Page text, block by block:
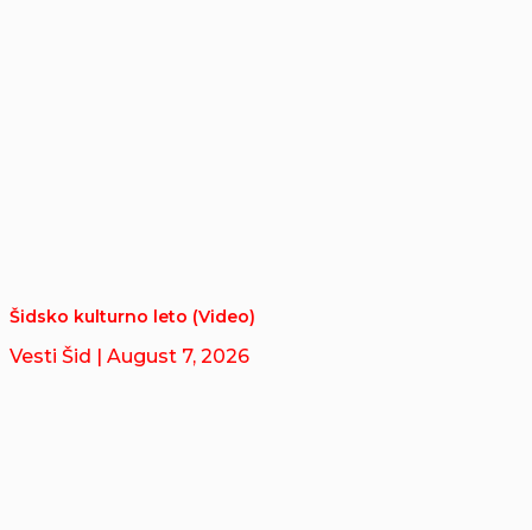
Šidsko kulturno leto (Video)
Vesti Šid | August 7, 2026